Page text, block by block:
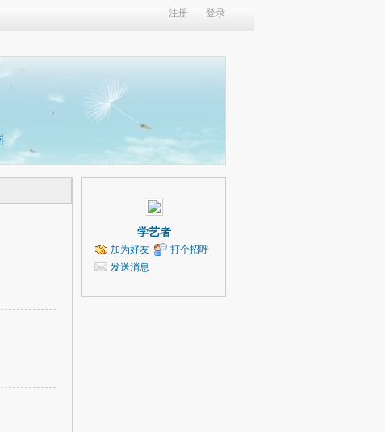
注册 登录
学艺者
加为好友
打个招呼
发送消息